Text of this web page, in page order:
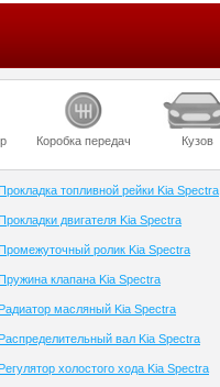
Коробка передач Кузов
топливной рейки Kia Spectra
двигателя Kia Spectra
ролик Kia Spectra
клапана Kia Spectra
Радиатор масляный Kia Spectra
Распределительный вал Kia Spectra
Регулятор холостого хода Kia Spectra